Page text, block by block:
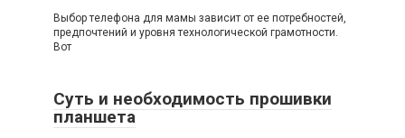
Выбор телефона для мамы зависит от ее потребностей,
предпочтений и уровня технологической грамотности.
Вот
Суть и необходимость прошивки
планшета